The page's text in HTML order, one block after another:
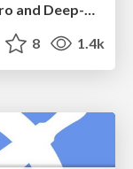
KubeCon EU 2020: SIG-Network Intro and Deep-Dive
8 1.4k